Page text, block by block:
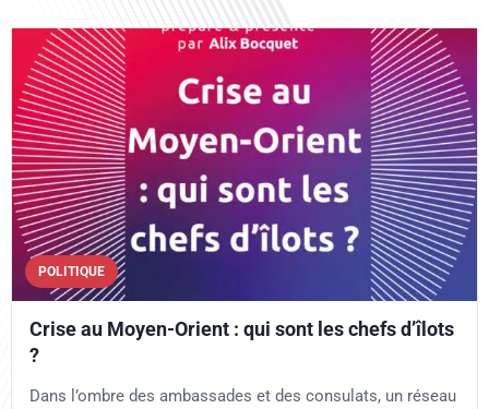
POLITIQUE
Crise au Moyen-Orient : qui sont les chefs d’îlots
?
Dans l’ombre des ambassades et des consulats, un réseau